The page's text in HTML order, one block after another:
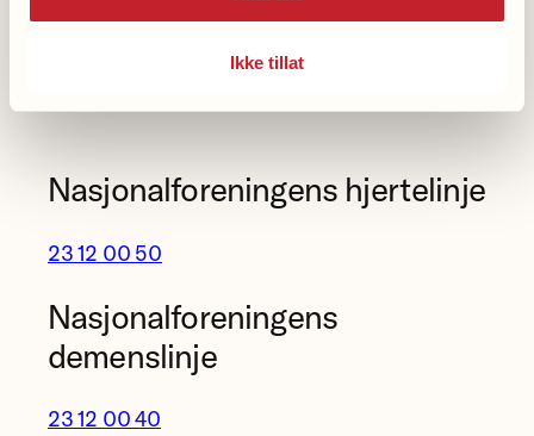
Ikke tillat
Vipps en gave til demensforskningen: 2216
Nasjonalforeningens hjertelinje
23 12 00 50
Nasjonalforeningens
demenslinje
23 12 00 40